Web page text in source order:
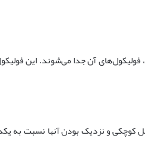
آن جدا می‌شوند. این
و نزدیک بودن‌ آ‌نها نسبت به